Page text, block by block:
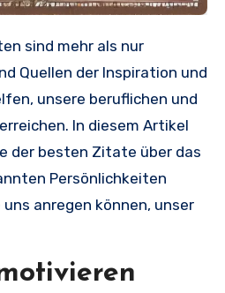
Quellen der Inspiration und
unsere beruflichen und
In diesem Artikel
der besten Zitate über das
Persönlichkeiten
anregen können, unser